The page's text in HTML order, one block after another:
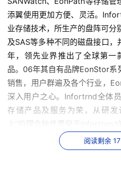
添翼使用更加方便、灵活。
业存储技术，所生产的盘阵可分
及SAS等多种不同的磁盘接口
年，领先业界推出了全球第一
品。06年其自有品牌EonStor系
销售，用户群遍及各个行业，
深入用户之心。Infortrnd全体
存储产品及服务为荣，从研
上"的理念始终贯穿于Infortrend
为用户提供高性能、高稳定性、
阅读剩余